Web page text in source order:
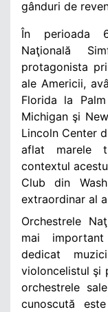
gânduri de
În perioada
Naţională
protagonista
ale Americii,
Florida la
Michigan şi
Lincoln Center
aflat marele
contextul
Club din
extraordinar al
Orchestrele
mai
dedicat
violoncelistul şi
orchestrele
cunoscută